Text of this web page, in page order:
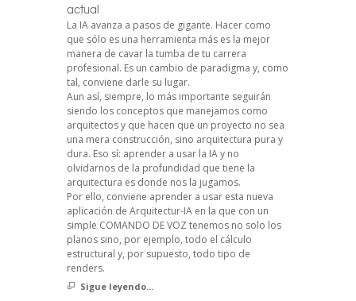
actual
La IA avanza a pasos de gigante. Hacer como
que sólo es una herramienta más es la mejor
manera de cavar la tumba de tu carrera
profesional. Es un cambio de paradigma y, como
tal, conviene darle su lugar.
Aun así, siempre, lo más importante seguirán
siendo los conceptos que manejamos como
arquitectos y que hacen que un proyecto no sea
una mera construcción, sino arquitectura pura y
dura. Eso sí: aprender a usar la IA y no
olvidarnos de la profundidad que tiene la
arquitectura es donde nos la jugamos.
Por ello, conviene aprender a usar esta nueva
aplicación de Arquitectur-IA en la que con un
simple COMANDO DE VOZ tenemos no solo los
planos sino, por ejemplo, todo el cálculo
estructural y, por supuesto, todo tipo de
renders.
Sigue leyendo...